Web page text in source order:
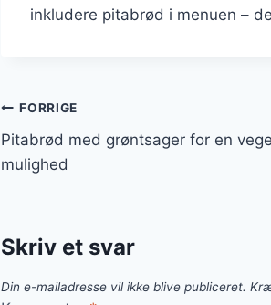
inkludere pitabrød i menuen –
Indlægsnavigation
FORRIGE
Pitabrød med grøntsager for en
mulighed
Skriv et svar
Din e-mailadresse vil ikke blive publiceret.